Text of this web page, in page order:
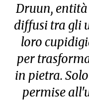
Druun,
diffusi tra gli
loro
per
in pietra.
permise